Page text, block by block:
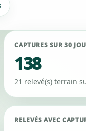
CAPTURES SUR 30
138
21 relevé(s) terrain
RELEVÉS AVEC